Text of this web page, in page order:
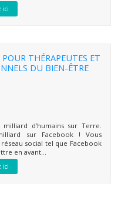
ici
POUR THÉRAPEUTES ET
DU BIEN-ÊTRE
d’humains sur Terre.
sur Facebook ! Vous
social tel que Facebook
en avant...
ici